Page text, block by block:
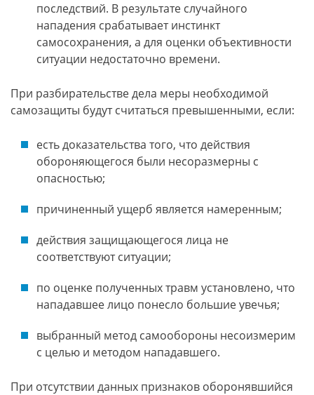
последствий. В результате случайного
нападения срабатывает инстинкт
самосохранения, а для оценки объективности
ситуации недостаточно времени.
При разбирательстве дела меры необходимой
самозащиты будут считаться превышенными, если:
есть доказательства того, что действия
обороняющегося были несоразмерны с
опасностью;
причиненный ущерб является намеренным;
действия защищающегося лица не
соответствуют ситуации;
по оценке полученных травм установлено, что
нападавшее лицо понесло большие увечья;
выбранный метод самообороны несоизмерим
с целью и методом нападавшего.
При отсутствии данных признаков оборонявшийся